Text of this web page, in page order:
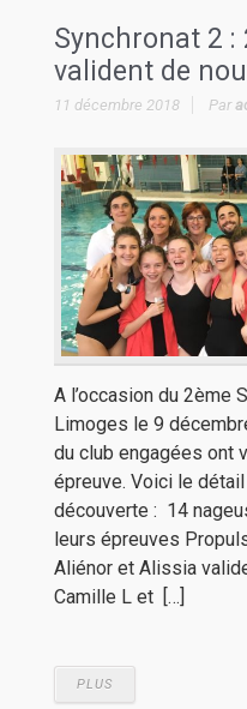
Synchronat 2 :
valident de
11 décembre 2018 Par
A l’occasion du 2ème
Limoges le 9
du club engagées ont
épreuve. Voici le
découverte : 14
leurs épreuves
Aliénor et Alissia
Camille L et […]
PLUS